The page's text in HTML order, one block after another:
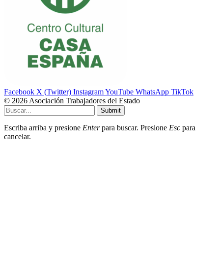
Facebook X (Twitter) InstagramYouTube WhatsApp TikTok
© 2026 Asociación Trabajadores del Estado
Submit
Escriba arriba y presione Enterpara buscar. Presione Esc para
cancelar.